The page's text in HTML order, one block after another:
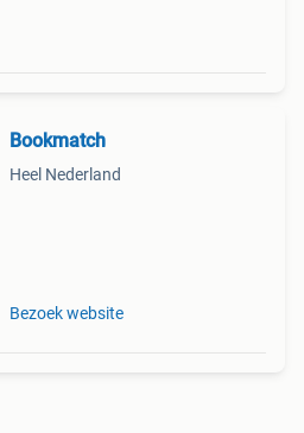
Bookmatch
Heel Nederland
Bezoek website